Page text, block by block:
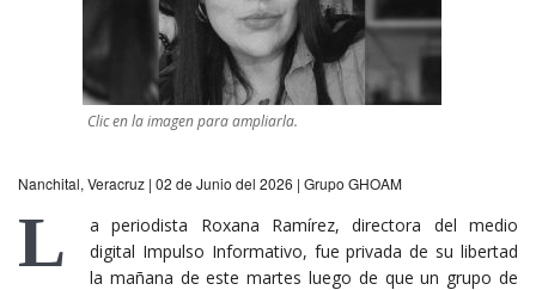
Clic en la imagen para ampliarla.
Nanchital, Veracruz | 02 de Junio del 2026 | Grupo GHOAM
L
a periodista Roxana Ramírez, directora del medio
digital Impulso Informativo, fue privada de su libertad
la mañana de este martes luego de que un grupo de